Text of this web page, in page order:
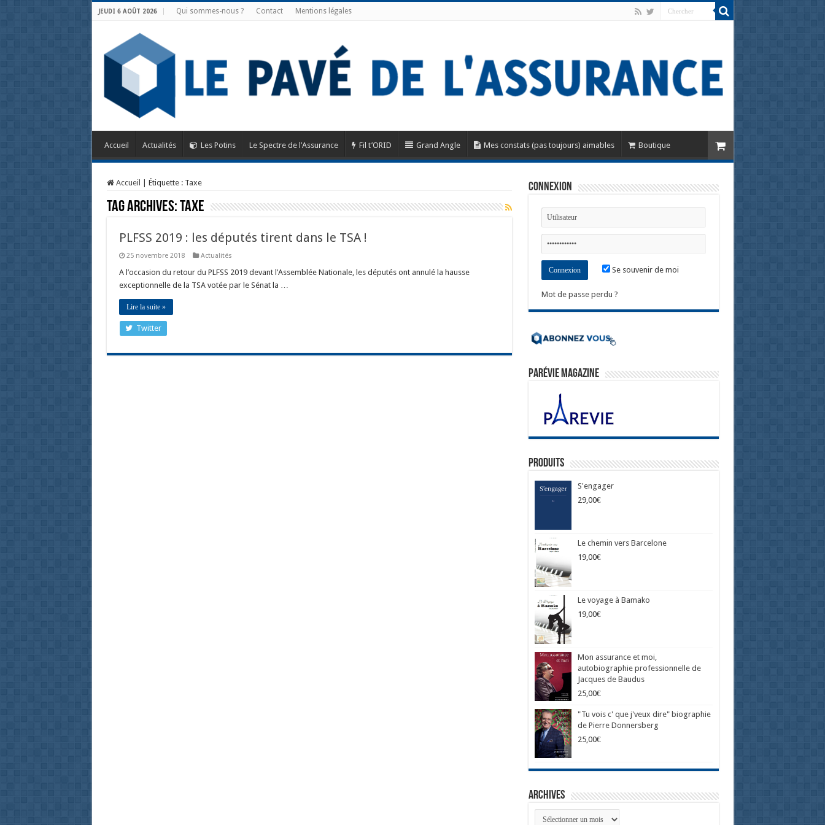
JEUDI 6 AOÛT 2026 Qui sommes-nous ? Contact Mentions légales
Accueil Actualités Les Potins Le Spectre de l’Assurance Fil t’ORID Grand Angle Mes constats (pas toujours) aimables Boutique
Accueil Étiquette : Taxe
Tag Archives:Taxe
PLFSS 2019 : les députés tirent dans le TSA !
25 novembre 2018 Actualités
A l’occasion du retour du PLFSS 2019 devant l’Assemblée Nationale, les députés ont annulé la hausse
exceptionnelle de la TSA votée par le Sénat la …
Lire la suite »
Twitter
Connexion
Se souvenir de moi
Mot de passe perdu ?
ParéVie Magazine
Produits
S'engager
29,00€
Le chemin vers Barcelone
19,00€
Le voyage à Bamako
19,00€
Mon assurance et moi,
autobiographie professionnelle de
Jacques de Baudus
25,00€
"Tu vois c' que j'veux dire" biographie
de Pierre Donnersberg
25,00€
Archives
Archives